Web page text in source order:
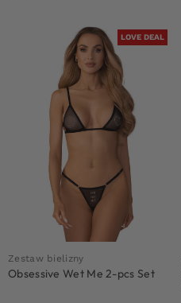
LOVE DEAL
Zestaw bielizny
Obsessive Wet Me 2-pcs Set